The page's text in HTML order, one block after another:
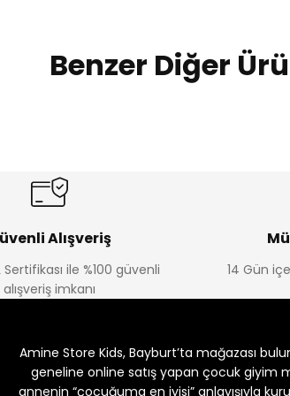
Benzer Diğer
₺ 175
Alışveriş
Sertifikası ile %100 güvenli
alışveriş imkanı
14 Gün
Amine Store Kids, Bayburt’ta mağazası
geneline online satış yapan çocuk giyim
annenin “çocuğuma en iyisi” anlayışıyla